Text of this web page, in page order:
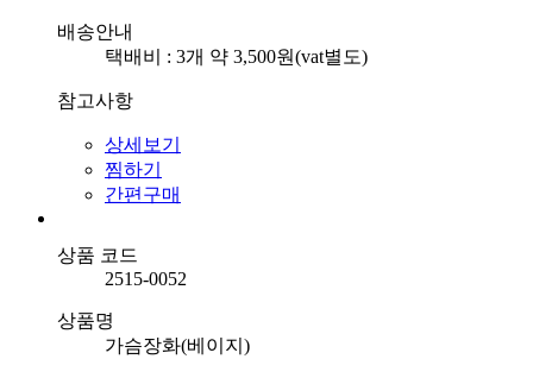
배송안내
택배비 : 3개 약 3,500원(vat별도)
참고사항
상세보기
찜하기
간편구매
상품 코드
2515-0052
상품명
가슴장화(베이지)